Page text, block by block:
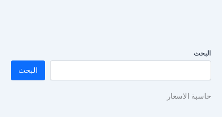
البحث
البحث
حاسبة الاسعار